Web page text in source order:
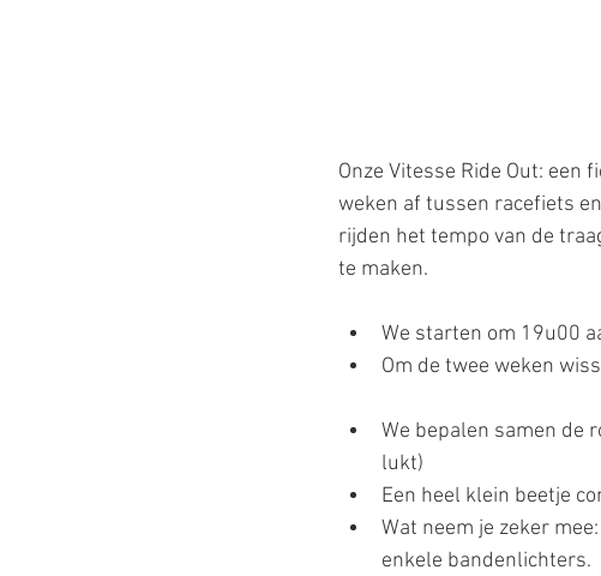
Onze Vitesse Ride Out: een
weken af tussen racefiets
rijden het tempo van de
te maken.
We starten om 19u00
Om de twee weken
We bepalen samen de
lukt)
Een heel klein beetje
Wat neem je zeker
enkele bandenlichters.